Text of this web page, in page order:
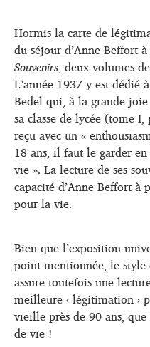
Hormis la carte de
du séjour d’Anne Beffort
Souvenirs, deux volumes
L’année 1937 y est dédié
Bedel qui, à la grande
sa classe de lycée (tome
reçu avec un «
18 ans, il faut le garder
vie ». La lecture de ses
capacité d’Anne Beffort à
pour la vie.
Bien que l’exposition
point mentionnée, le style
assure toutefois une
meilleure ‹ légitimation ›
vieille près de 90 ans,
de vie !